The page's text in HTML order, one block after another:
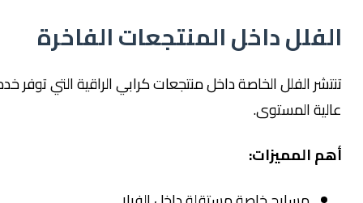
داخل المنتجعات الفاخرة
الخاصة داخل منتجعات كرابي الراقية التي توفر خدمات
المستوى.